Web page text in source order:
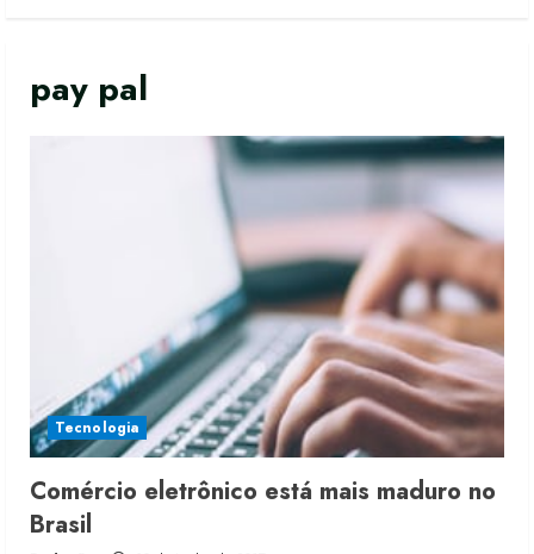
pay pal
Tecnologia
Comércio eletrônico está mais maduro no
Brasil